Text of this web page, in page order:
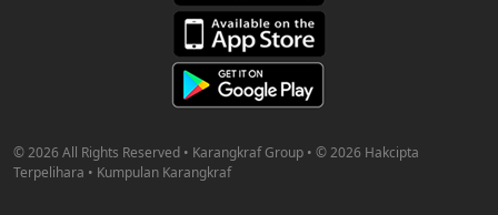
© 2026 All Rights Reserved • Karangkraf Group • © 2026 Hakcipta
Terpelihara • Kumpulan Karangkraf